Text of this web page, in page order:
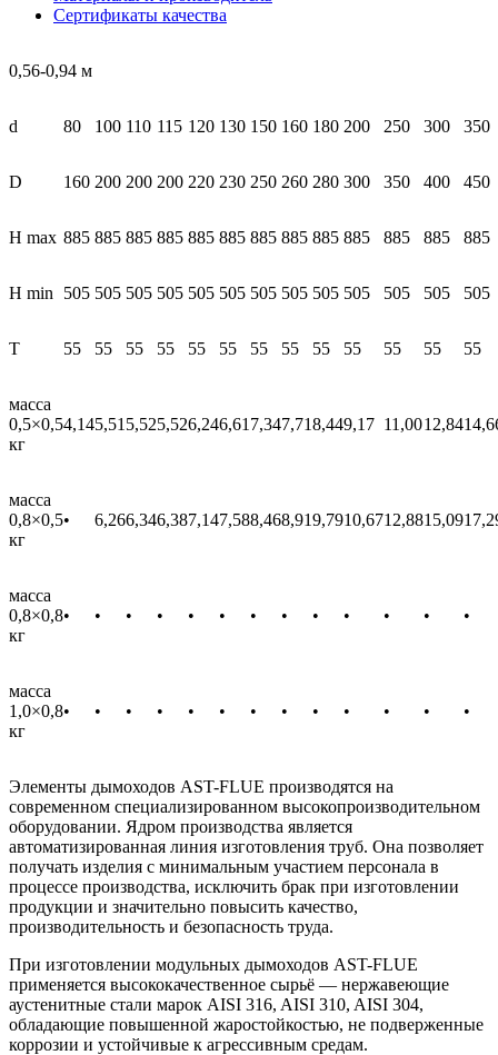
Сертификаты качества
0,56-0,94 м
d 80 100 110 115 120 130 150 160 180 200 250 300 350
D 160 200 200 200 220 230 250 260 280 300 350 400 450
H max 885 885 885 885 885 885 885 885 885 885 885 885 885
H min 505 505 505 505 505 505 505 505 505 505 505 505 505
T 55 55 55 55 55 55 55 55 55 55 55 55 55
масса
0,5×0,5
кг
4,145,51 5,525,526,246,61 7,347,718,449,17 11,0012,84
масса
0,8×0,5
кг
• 6,266,346,387,147,588,468,919,7910,6712,8815,09
масса
0,8×0,8
кг
• • • • • • • • • • • • •
масса
1,0×0,8
кг
• • • • • • • • • • • • •
Элементы дымоходов AST-FLUE производятся на
современном специализированном высокопроизводительном
оборудовании. Ядром производства является
автоматизированная линия изготовления труб. Она позволяет
получать изделия с минимальным участием персонала в
процессе производства, исключить брак при изготовлении
продукции и значительно повысить качество,
производительность и безопасность труда.
При изготовлении модульных дымоходов AST-FLUE
применяется высококачественное сырьё — нержавеющие
аустенитные стали марок AISI 316, AISI 310, AISI 304,
обладающие повышенной жаростойкостью, не подверженные
коррозии и устойчивые к агрессивным средам.